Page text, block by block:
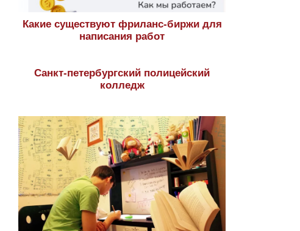
Какие существуют фриланс-биржи для
написания работ
Санкт-петербургский полицейский
колледж